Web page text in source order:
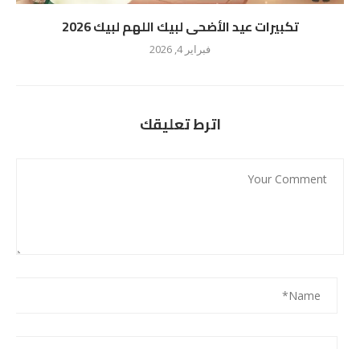
تكبيرات عيد الأضحى لبيك اللهم لبيك 2026
فبراير 4, 2026
اترط تعليقك